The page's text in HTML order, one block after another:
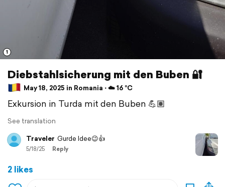
1
Diebstahlsicherung mit den Buben 🔐
May 18, 2025 in Romania ⋅ ☁️ 16 °C
Exkursion in Turda mit den Buben 💪🏽
See translation
Traveler Gurde Idee😉👍
5/18/25 Reply
2 likes